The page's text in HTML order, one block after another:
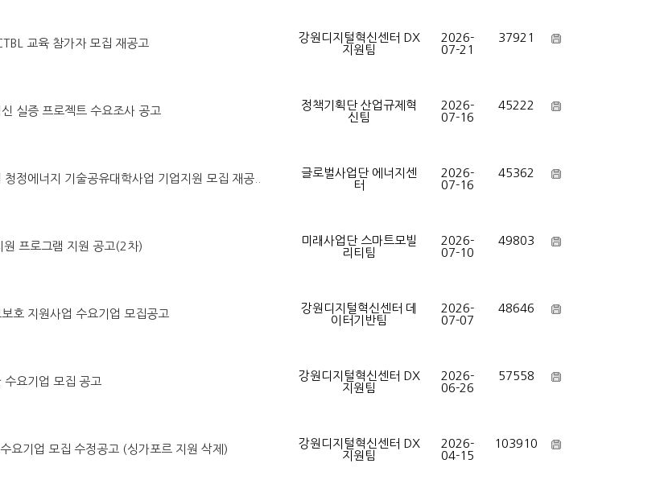
교육 참가자 모집 재공고
강원디지털혁신센터 DX
지원팀
2026-
07-21
37921
실증 프로젝트 수요조사 공고
정책기획단 산업규제혁
신팀
2026-
07-16
45222
정에너지 기술공유대학사업 기업지원 모집 재공..
글로벌사업단 에너지센
터
2026-
07-16
45362
프로그램 지원 공고(2차)
미래사업단 스마트모빌
리티팀
2026-
07-10
49803
호 지원사업 수요기업 모집공고
강원디지털혁신센터 데
이터기반팀
2026-
07-07
48646
요기업 모집 공고
강원디지털혁신센터 DX
지원팀
2026-
06-26
57558
기업 모집 수정공고 (싱가포르 지원 삭제)
강원디지털혁신센터 DX
지원팀
2026-
04-15
103910